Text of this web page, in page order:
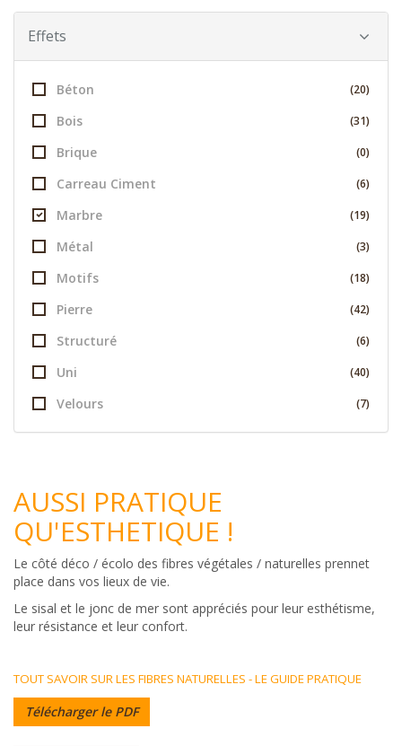
Effets
Béton (20)
Bois (31)
Brique (0)
Carreau Ciment (6)
Marbre (19)
Métal (3)
Motifs (18)
Pierre (42)
Structuré (6)
Uni (40)
Velours (7)
AUSSI PRATIQUE
QU'ESTHETIQUE !
Le côté déco / écolo des fibres végétales / naturelles prennet
place dans vos lieux de vie.
Le sisal et le jonc de mer sont appréciés pour leur esthétisme,
leur résistance et leur confort.
TOUT SAVOIR SUR LES FIBRES NATURELLES - LE GUIDE PRATIQUE
Télécharger le PDF